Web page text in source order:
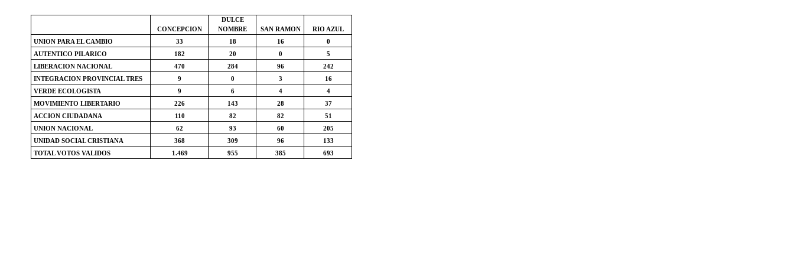
CONCEPCION
DULCE
NOMBRE
SAN RAMON
RIO AZUL
UNION PARA EL CAMBIO
33 18 16
0
AUTENTICO PILARICO
182 20 0
5
LIBERACION NACIONAL
470 284 96
242
INTEGRACION PROVINCIAL TRES
9 0 3
16
VERDE ECOLOGISTA
9 6 4
4
MOVIMIENTO LIBERTARIO
226 143 28
37
ACCION CIUDADANA
110 82 82
51
UNION NACIONAL
62 93 60
205
UNIDAD SOCIAL CRISTIANA
368 309 96
133
TOTAL VOTOS VALIDOS
1.469 955 385 693